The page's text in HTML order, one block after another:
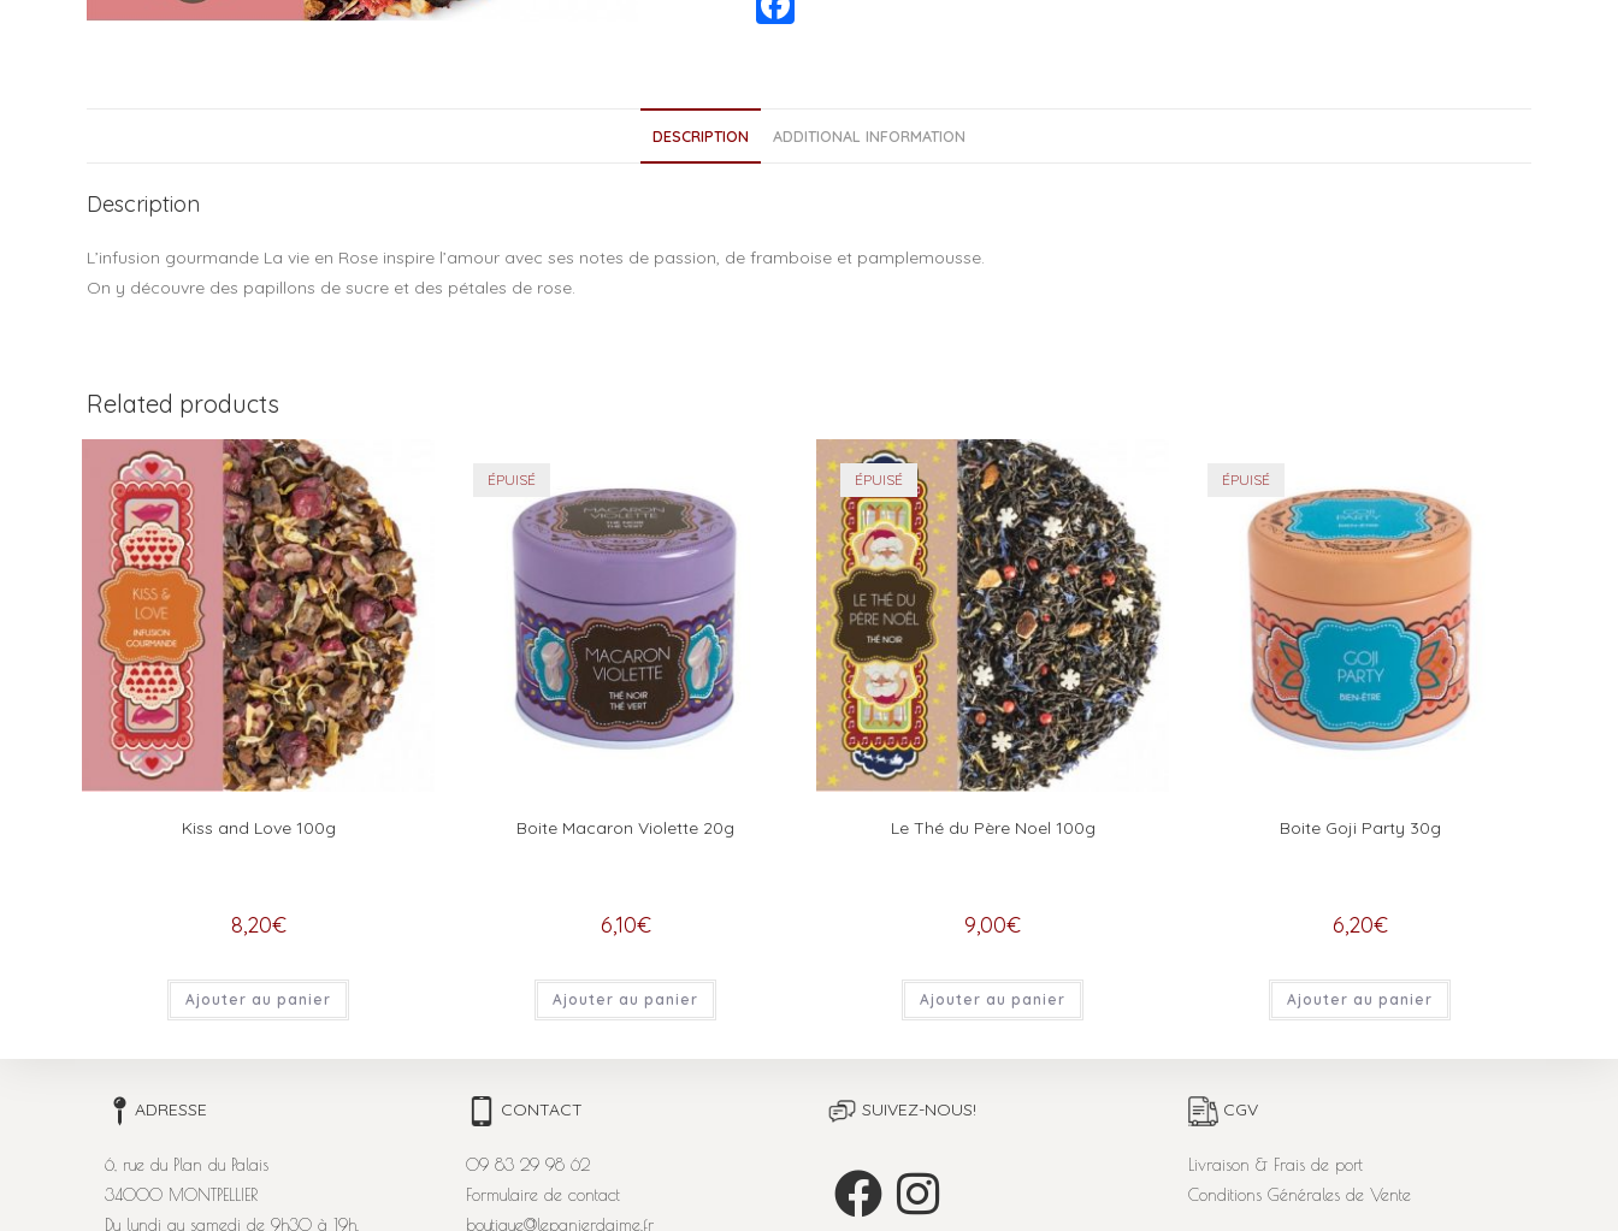
e
k
DESCRIPTION ADDITIONAL INFORMATION
Description
L’infusion gourmande La vie en Rose inspire l’amour avec ses notes de passion, de framboise et pamplemousse.
On y découvre des papillons de sucre et des pétales de rose.
Related products
Kiss and Love 100g
8,20€
Ajouter au panier
ÉPUISÉ
Boite Macaron Violette 20g
6,10€
Ajouter au panier
ÉPUISÉ
Le Thé du Père Noel 100g
9,00€
Ajouter au panier
ÉPUISÉ
Boite Goji Party 30g
6,20€
Ajouter au panier
ADRESSE
6, rue du Plan du Palais
34000 MONTPELLIER
Du lundi au samedi de 9h30 à 19h.
CONTACT
09 83 29 98 62
Formulaire de contact
boutique@lepanierdaime.fr
SUIVEZ-NOUS! CGV
Livraison & Frais de port
Conditions Générales de Vente